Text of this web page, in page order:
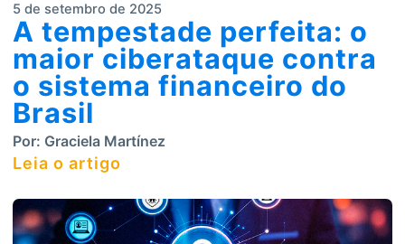
5 de setembro de 2025
A tempestade perfeita: o
maior ciberataque contra
o sistema financeiro do
Brasil
Por: Graciela Martínez
Leia o artigo